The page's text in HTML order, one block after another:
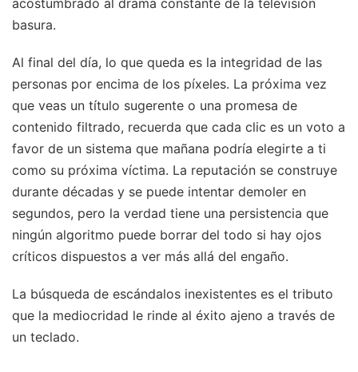
acostumbrado al drama constante de la televisión
basura.
Al final del día, lo que queda es la integridad de las
personas por encima de los píxeles. La próxima vez
que veas un título sugerente o una promesa de
contenido filtrado, recuerda que cada clic es un voto a
favor de un sistema que mañana podría elegirte a ti
como su próxima víctima. La reputación se construye
durante décadas y se puede intentar demoler en
segundos, pero la verdad tiene una persistencia que
ningún algoritmo puede borrar del todo si hay ojos
críticos dispuestos a ver más allá del engaño.
La búsqueda de escándalos inexistentes es el tributo
que la mediocridad le rinde al éxito ajeno a través de
un teclado.